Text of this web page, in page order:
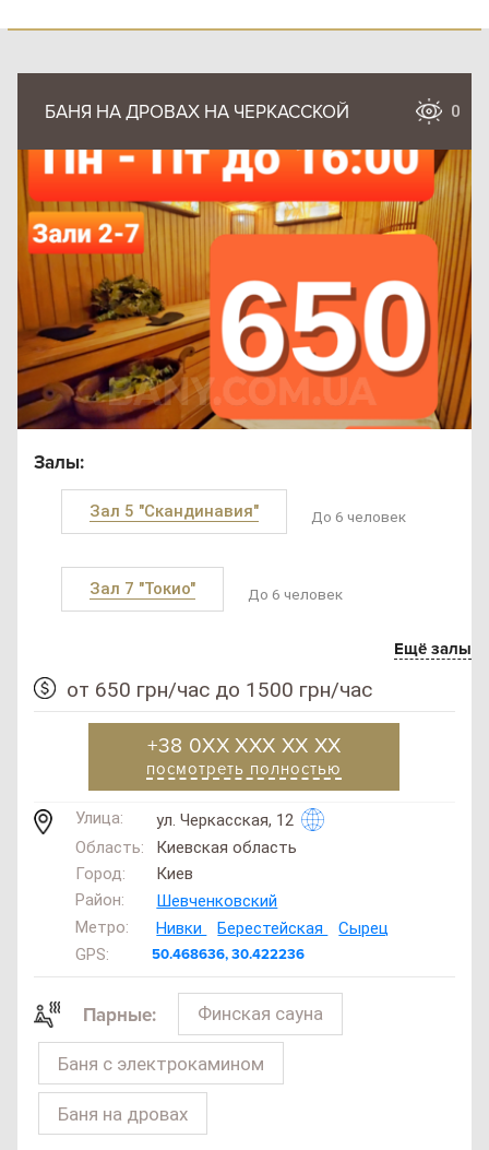
БАНЯ НА ДРОВАХ НА ЧЕРКАССКОЙ 0
Залы:
Зал 5 "Скандинавия" До 6 человек
Зал 7 "Токио" До 6 человек
Ещё залы
от 650 грн/час до 1500 грн/час
+38 0XX XXX XX XX
посмотреть полностью
Улица:
ул. Черкасская, 12
Область:
Киевская область
Город:
Киев
Район:
Шевченковский
Метро:
Нивки Берестейская
Сырец
GPS:
50.468636, 30.422236
Парные: Финская сауна
Баня с электрокамином
Баня на дровах